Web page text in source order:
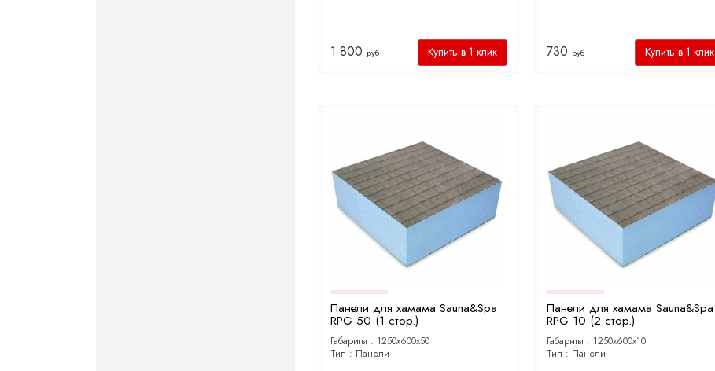
1 800 руб Купить в 1 клик 730 руб Купить в 1 клик
Панели для хамама Sauna&Spa
RPG 50 (1 стор.)
Габариты : 1250х600х50
Тип : Панели
Панели для хамама Sauna&Spa
RPG 10 (2 стор.)
Габариты : 1250х600х10
Тип : Панели